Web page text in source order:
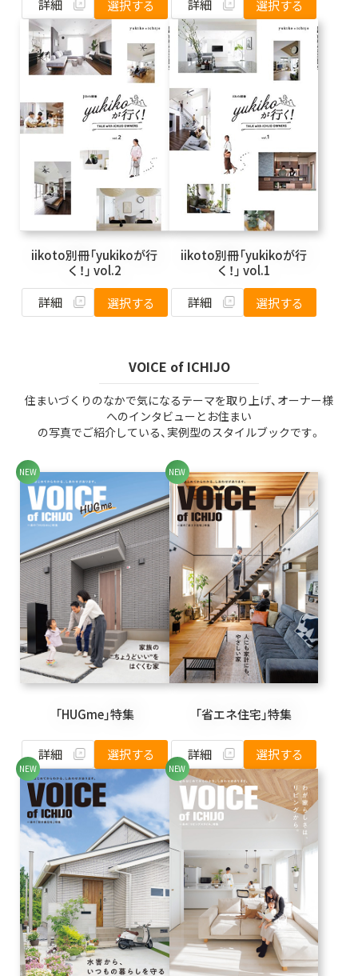
詳細 選択する 詳細 選択する
iikoto別冊「yukikoが行
く！」 vol.2
詳細
選択する
iikoto別冊「yukikoが行
く！」 vol.1
詳細
選択する
VOICE of ICHIJO
住まいづくりのなかで気になるテーマを取り上げ、オーナー様
へのインタビューとお住まい
の写真でご紹介している、実例型のスタイルブックです。
「HUGme」特集
詳細 選択する
「省エネ住宅」特集
詳細 選択する